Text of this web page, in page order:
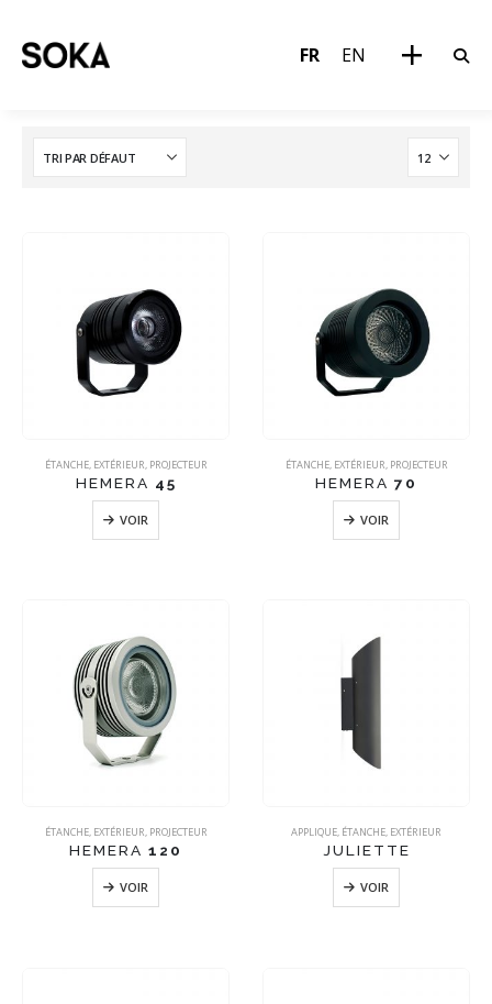
FR EN
ÉTANCHE, EXTÉRIEUR, PROJECTEUR
HEMERA 45
VOIR
ÉTANCHE, EXTÉRIEUR, PROJECTEUR
HEMERA 70
VOIR
ÉTANCHE, EXTÉRIEUR, PROJECTEUR
HEMERA 120
VOIR
APPLIQUE, ÉTANCHE, EXTÉRIEUR
JULIETTE
VOIR